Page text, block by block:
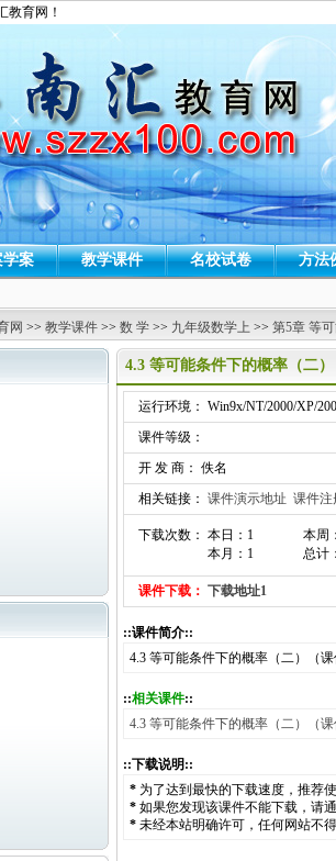
教育网！
案 教学课件 名校试卷 方法
网 >> 教学课件 >> 数 学 >> 九年级数学上 >> 第5章 等
4.3 等可能条件下的概率（二
运行环境： Win9x/NT/2000/XP/
课件等级：
开 发 商： 佚名
相关链接： 课件演示地址 课件注
下载次数： 本日：1
本月：1
本周
总计
课件下载： 下载地址1
::课件简介::
4.3 等可能条件下的概率（二）（
::相关课件::
4.3 等可能条件下的概率（二）（
::下载说明::
* 为了达到最快的下载速度，推荐
* 如果您发现该课件不能下载，请
* 未经本站明确许可，任何网站不